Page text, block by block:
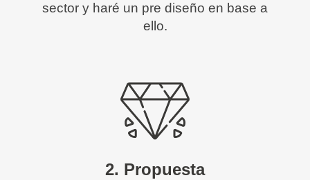
sector y haré un pre diseño en base a
ello.
2. Propuesta